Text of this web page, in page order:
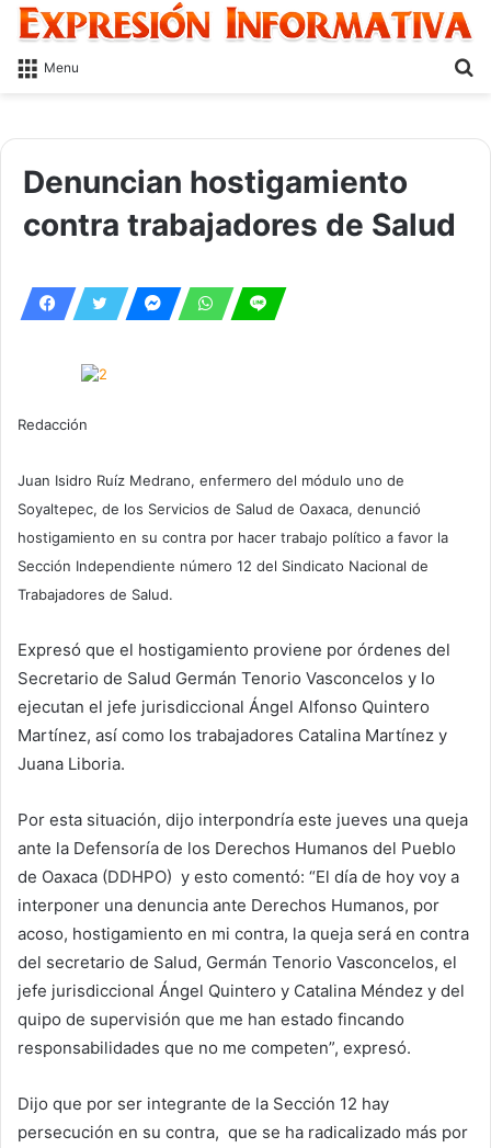
Menu
Denuncian hostigamiento
contra trabajadores de Salud
Redacción
Juan Isidro Ruíz Medrano, enfermero del módulo uno de
Soyaltepec, de los Servicios de Salud de Oaxaca, denunció
hostigamiento en su contra por hacer trabajo político a favor la
Sección Independiente número 12 del Sindicato Nacional de
Trabajadores de Salud.
Expresó que el hostigamiento proviene por órdenes del
Secretario de Salud Germán Tenorio Vasconcelos y lo
ejecutan el jefe jurisdiccional Ángel Alfonso Quintero
Martínez, así como los trabajadores Catalina Martínez y
Juana Liboria.
Por esta situación, dijo interpondría este jueves una queja
ante la Defensoría de los Derechos Humanos del Pueblo
de Oaxaca (DDHPO) y esto comentó: “El día de hoy voy a
interponer una denuncia ante Derechos Humanos, por
acoso, hostigamiento en mi contra, la queja será en contra
del secretario de Salud, Germán Tenorio Vasconcelos, el
jefe jurisdiccional Ángel Quintero y Catalina Méndez y del
quipo de supervisión que me han estado fincando
responsabilidades que no me competen”, expresó.
Dijo que por ser integrante de la Sección 12 hay
persecución en su contra, que se ha radicalizado más por